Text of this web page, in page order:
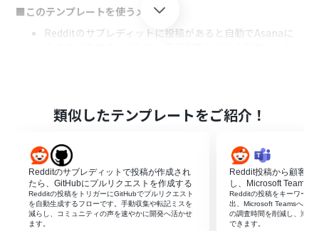
■このテンプレートを使うメリット
Redditのサブレディットに投稿があると自動でAsanaに
■フローボットの流れ
はじめに、RedditとAsanaをYoomと連携します
次に、トリガーでRedditを選択し、「サブレディットで
投稿が作成されたら」というアクションを設定します
最後に、オペレーションでAsanaの「タスクを追加」アク
ションを設定し、トリガーで取得した投稿のタイトルや
URLなどの情報をタスク内容に紐付けます
類似したテンプレートをご紹介！
Redditのサブレディットで投稿が作成され
たら、GitHubにプルリクエストを作成する
Redditの投稿をトリガーにGitHubでプルリクエスト
を自動生成するフローです。手動収集や転記ミスを
減らし、コミュニティの声を速やかに開発へ活かせ
ます。
Reddit投稿から顧客の
し、Microsoft Teams
Redditの投稿をキーワード
出、Microsoft Teamsへ通
の調査時間を削減し、海外
できます。